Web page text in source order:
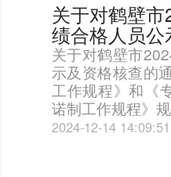
关于对鹤壁
绩合格人员
关于对鹤壁市
示及资格核查
工作规程》和《
诺制工作规程》
2024-12-14 14:09:51